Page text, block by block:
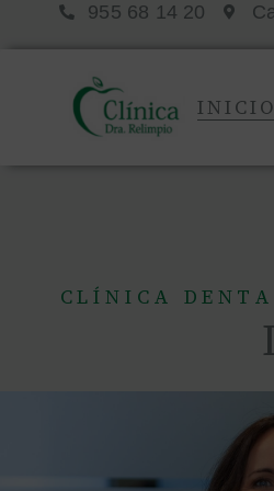
955 68 14 20
INICIO
CLÍNICA